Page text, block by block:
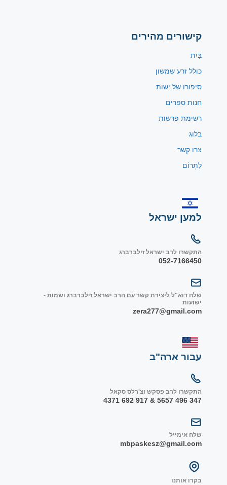
קישורים מהירים
בַּיִת
כולל זרע שמשון
סיפורו של ישות
חנות ספרים
רשימת פרשות
בלוג
צרו קשר
לִתְרוֹם
למען ישראל
התקשרו לרב ישראל זילברברג
052-7166450
שלח דוא"ל ליצירת קשר עם הרב ישראל זילברברג ושמות -
ישועות
zera277@gmail.com
עבור ארה"ב
התקשרו לרב פסקש וצ'רלס סקאל
347 496 5657 & 917 692 4371
שלח אימייל
mbpaskesz@gmail.com
בקרו אותנו